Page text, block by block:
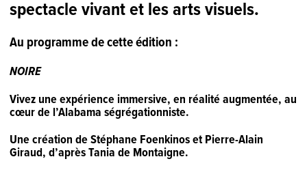
spectacle vivant et les arts visuels.
Au programme de cette édition :
NOIRE
Vivez une expérience immersive, en réalité augmentée, au
cœur de l’Alabama ségrégationniste.
Une création de Stéphane Foenkinos et Pierre-Alain
Giraud, d’après Tania de Montaigne.